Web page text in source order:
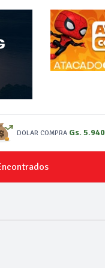
DOLAR COMPRA Gs. 5.940